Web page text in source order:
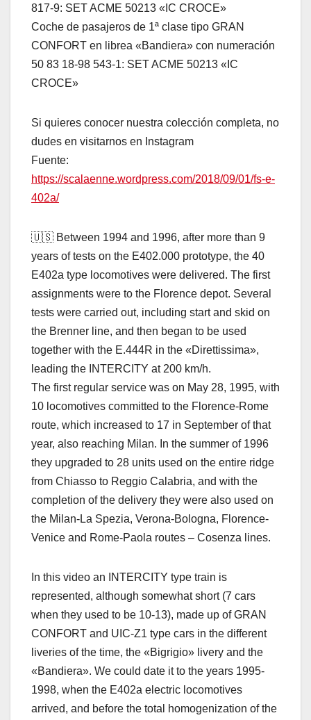
817-9: SET ACME 50213 «IC CROCE»
Coche de pasajeros de 1ª clase tipo GRAN
CONFORT en librea «Bandiera» con numeración
50 83 18-98 543-1: SET ACME 50213 «IC
CROCE»
Si quieres conocer nuestra colección completa, no
dudes en visitarnos en Instagram
Fuente:
https://scalaenne.wordpress.com/2018/09/01/fs-e-
402a/
🇺🇸 Between 1994 and 1996, after more than 9
years of tests on the E402.000 prototype, the 40
E402a type locomotives were delivered. The first
assignments were to the Florence depot. Several
tests were carried out, including start and skid on
the Brenner line, and then began to be used
together with the E.444R in the «Direttissima»,
leading the INTERCITY at 200 km/h.
The first regular service was on May 28, 1995, with
10 locomotives committed to the Florence-Rome
route, which increased to 17 in September of that
year, also reaching Milan. In the summer of 1996
they upgraded to 28 units used on the entire ridge
from Chiasso to Reggio Calabria, and with the
completion of the delivery they were also used on
the Milan-La Spezia, Verona-Bologna, Florence-
Venice and Rome-Paola routes – Cosenza lines.
In this video an INTERCITY type train is
represented, although somewhat short (7 cars
when they used to be 10-13), made up of GRAN
CONFORT and UIC-Z1 type cars in the different
liveries of the time, the «Bigrigio» livery and the
«Bandiera». We could date it to the years 1995-
1998, when the E402a electric locomotives
arrived, and before the total homogenization of the